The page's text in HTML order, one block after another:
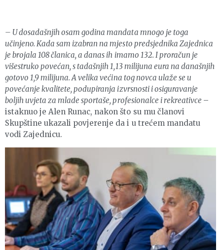
– U dosadašnjih osam godina mandata mnogo je toga
učinjeno. Kada sam izabran na mjesto predsjednika Zajednica
je brojala 108 članica, a danas ih imamo 132. I proračun je
višestruko povećan, s tadašnjih 1,13 milijuna eura na današnjih
gotovo 1,9 milijuna. A velika većina tog novca ulaže se u
povećanje kvalitete, podupiranja izvrsnosti i osiguravanje
boljih uvjeta za mlade sportaše, profesionalce i rekreativce –
istaknuo je Alen Runac, nakon što su mu članovi
Skupštine ukazali povjerenje da i u trećem mandatu
vodi Zajednicu.